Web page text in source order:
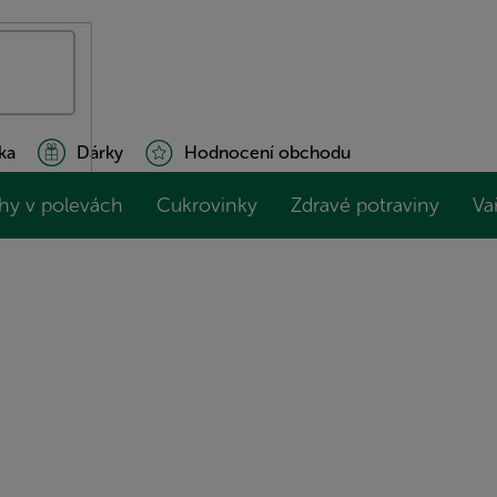
Dárky Hodnocení obchodu
v polevách Cukrovinky Zdravé potraviny